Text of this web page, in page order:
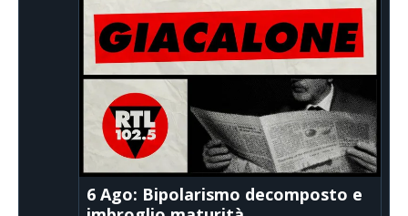
6 Ago: Bipolarismo decomposto e